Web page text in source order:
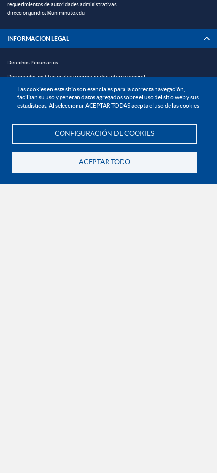
Las cookies en este sitio son esenciales para la correcta navegación,
facilitan su uso y generan datos agregados sobre el uso del sitio web y sus
estadísticas. Al seleccionar ACEPTAR TODAS acepta el uso de las cookies
CONFIGURACIÓN DE COOKIES
ACEPTAR TODO
requerimientos de autoridades administrativas:
direccion.juridica@uniminuto.edu
INFORMACIÓN LEGAL
Derechos Pecuniarios
Documentos institucionales y normatividad interna general
Reglamento estudiantil
Reglamento profesoral
Política de protección de datos personales